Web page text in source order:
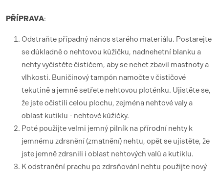
PŘÍPRAVA:
Odstraňte případný nános starého materiálu. Postarejte
se důkladně o nehtovou kůžičku, nadnehetní blanku a
nehty vyčistěte čističem, aby se nehet zbavil mastnoty a
vlhkosti. Buničinový tampón namočte v čističové
tekutině a jemně setřete nehtovou ploténku. Ujistěte se,
že jste očistili celou plochu, zejména nehtové valy a
oblast kutiklu - nehtové kůžičky.
Poté použijte velmi jemný pilník na přírodní nehty k
jemnému zdrsnění (zmatnění) nehtu, opět se ujistěte, že
jste jemně zdrsnili i oblast nehtových valů a kutiklu.
K odstranění prachu po zdrsňování nehtu použijte nový